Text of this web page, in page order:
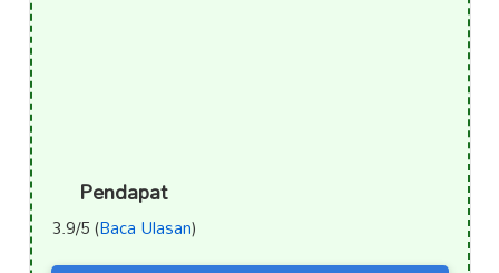
Pendapat
3.9/5 (Baca Ulasan)